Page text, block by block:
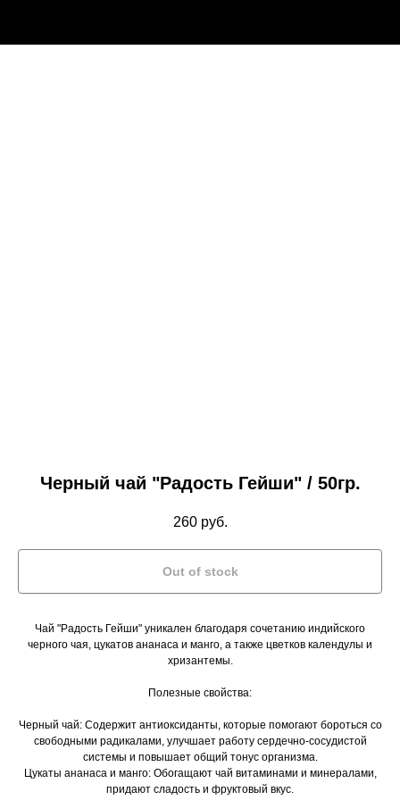
Черный чай "Радость Гейши" / 50гр.
260 руб.
Out of stock
Чай "Радость Гейши" уникален благодаря сочетанию индийского
черного чая, цукатов ананаса и манго, а также цветков календулы и
хризантемы.
Полезные свойства:
Черный чай: Содержит антиоксиданты, которые помогают бороться со
свободными радикалами, улучшает работу сердечно-сосудистой
системы и повышает общий тонус организма.
Цукаты ананаса и манго: Обогащают чай витаминами и минералами,
придают сладость и фруктовый вкус.